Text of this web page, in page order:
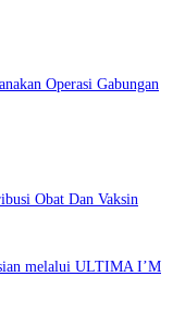
Operasi Gabungan
Obat Dan Vaksin
melalui ULTIMA I’M